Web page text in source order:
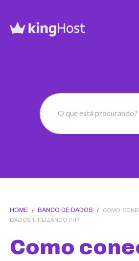
O que está procurando?
HOME / BANCO DE DADOS /
COMO
DADOS UTILIZANDO PHP
Como